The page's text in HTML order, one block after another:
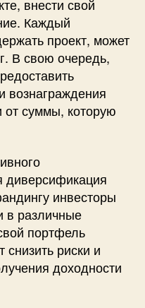
внести свой
Каждый
проект, может
В свою очередь,
вознаграждения
от суммы, которую
диверсификация
инвесторы
в различные
портфель
снизить риски и
доходности